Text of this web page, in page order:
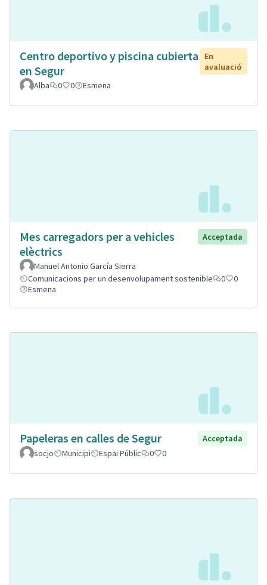
Centro deportivo y piscina cubierta
en Segur
En
avaluació
Alba
0 0 Esmena
Mes carregadors per a vehicles
elèctrics
Acceptada
Manuel Antonio García Sierra
Comunicacions per un desenvolupament sostenible
0
0
Esmena
Papeleras en calles de Segur
Acceptada
socjo
Municipi Espai Públic 0 0